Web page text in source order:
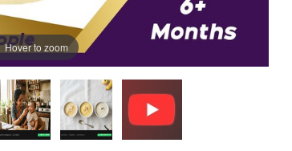
Hover to zoom